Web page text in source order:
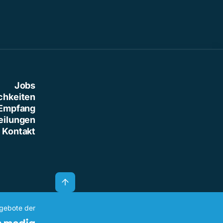
Jobs
Kontakt
der